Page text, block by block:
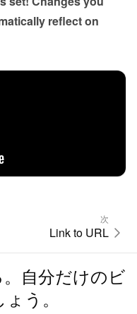
reflect on
次
Link to URL
自分だけのビ
う。